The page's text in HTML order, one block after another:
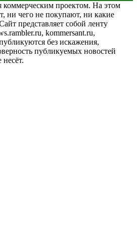
коммерческим проектом. На этом
ни чего не покупают, ни какие
представляет собой ленту
kommersant.ru,
без искажения,
публикуемых новостей